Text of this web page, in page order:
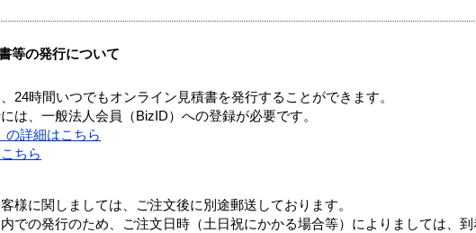
等の発行について
24時間いつでもオンライン見積書を発行することができます。
は、一般法人会員（BizID）への登録が必要です。
の詳細はこちら
ちら
様に関しましては、ご注文後に別途郵送しております。
での発行のため、ご注文日時（土日祝にかかる場合等）によりましては、